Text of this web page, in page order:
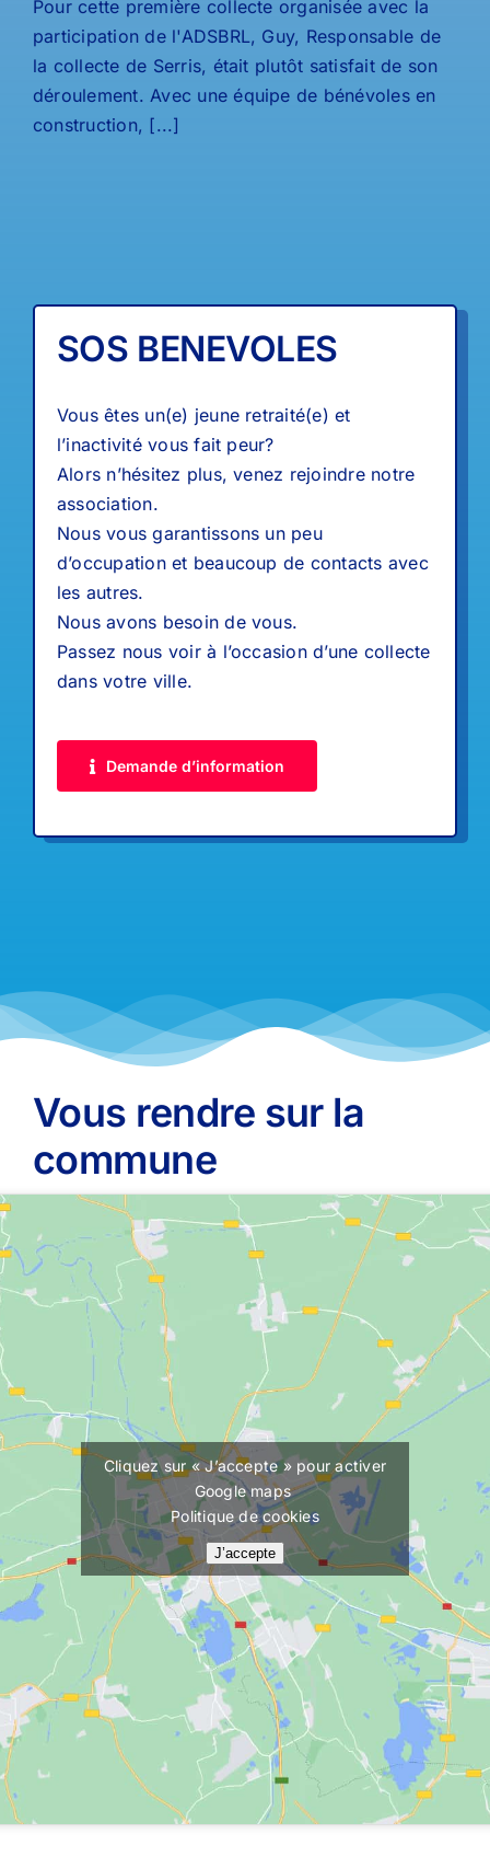
Pour cette première collecte organisée avec la
participation de l'ADSBRL, Guy, Responsable de
la collecte de Serris, était plutôt satisfait de son
déroulement. Avec une équipe de bénévoles en
construction, [...]
SOS BENEVOLES
Vous êtes un(e) jeune retraité(e) et
l’inactivité vous fait peur?
Alors n’hésitez plus, venez rejoindre notre
association.
Nous vous garantissons un peu
d’occupation et beaucoup de contacts avec
les autres.
Nous avons besoin de vous.
Passez nous voir à l’occasion d’une collecte
dans votre ville.
Demande d’information
Vous rendre sur la
commune
Cliquez sur « J’accepte » pour activer
Google maps
Politique de cookies
J’accepte